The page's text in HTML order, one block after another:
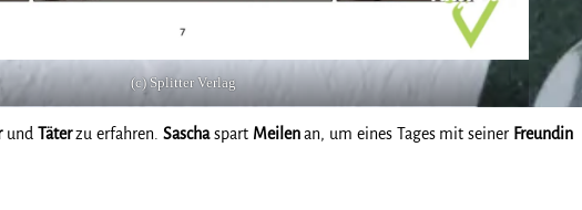
(c) Splitter Verlag
und Täterzu erfahren.Saschaspart Meilenan, um eines Tages mit seiner Freundin